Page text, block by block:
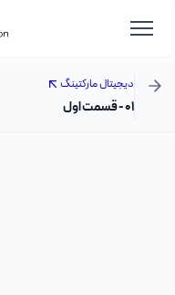
دیجیتال مارکتینگ
۰۱ - قسمت اول